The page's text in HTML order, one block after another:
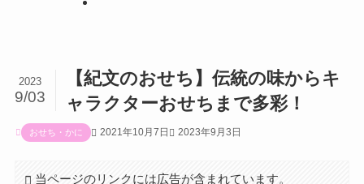
【紀文のおせち】伝統の味からキ
ャラクターおせちまで多彩！
2023
9/03
おせち・かに 2021年10月7日 2023年9月3日
当ページのリンクには広告が含まれています。